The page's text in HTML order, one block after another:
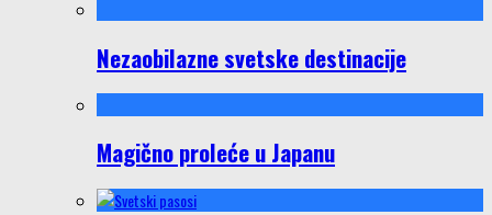
Nezaobilazne svetske destinacije
Magično proleće u Japanu